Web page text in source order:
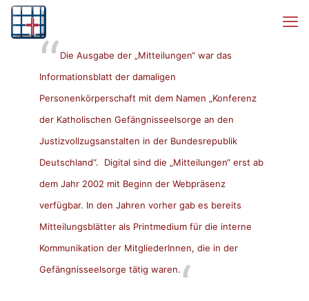
Die Ausgabe der „Mitteilungen“ war das
Informationsblatt der damaligen
Personenkörperschaft mit dem Namen „Konferenz
der Katholischen Gefängnisseelsorge an den
Justizvollzugsanstalten in der Bundesrepublik
Deutschland“. Digital sind die „Mitteilungen“ erst ab
dem Jahr 2002 mit Beginn der Webpräsenz
verfügbar. In den Jahren vorher gab es bereits
Mitteilungsblätter als Printmedium für die interne
Kommunikation der MitgliederInnen, die in der
Gefängnisseelsorge tätig waren.